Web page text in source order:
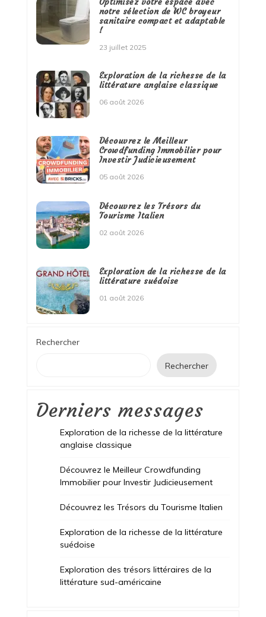
notre sélection de WC broyeur
sanitaire compact et adaptable
!
23 juillet 2025
Exploration de la richesse de la
littérature anglaise classique
06 août 2026
Découvrez le Meilleur
Crowdfunding Immobilier pour
Investir Judicieusement
05 août 2026
Découvrez les Trésors du
Tourisme Italien
02 août 2026
Exploration de la richesse de la
littérature suédoise
01 août 2026
Rechercher
Rechercher
Derniers messages
Exploration de la richesse de la littérature
anglaise classique
Découvrez le Meilleur Crowdfunding
Immobilier pour Investir Judicieusement
Découvrez les Trésors du Tourisme Italien
Exploration de la richesse de la littérature
suédoise
Exploration des trésors littéraires de la
littérature sud-américaine